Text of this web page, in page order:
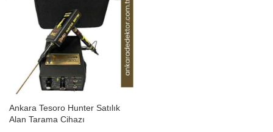
Ankara Tesoro Hunter Satılık
Alan Tarama Cihazı